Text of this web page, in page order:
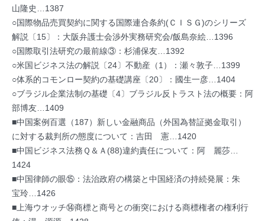
山隆史…1387
○国際物品売買契約に関する国際連合条約(ＣＩＳＧ)のシリーズ
解説〔15〕：大阪弁護士会渉外実務研究会/飯島奈絵…1396
○国際取引法研究の最前線③：杉浦保友…1392
○米国ビジネス法の解説〔24〕不動産（1）：瀬々敦子…1399
○体系的コモンロー契約の基礎講座〔20〕：國生一彦…1404
○ブラジル企業法制の基礎〔4〕ブラジル反トラスト法の概要：阿
部博友…1409
■中国案例百選（187）新しい金融商品（外国為替証拠金取引）
に対する裁判所の態度について：吉田 憲…1420
■中国ビジネス法務Ｑ＆Ａ(88)違約責任について：阿 麗莎…
1424
■中国律師の眼⑮：法治政府の構築と中国経済の持続発展：朱
宝玲…1426
■上海ウオッチ⑭商標と商号との衝突における商標権者の権利行